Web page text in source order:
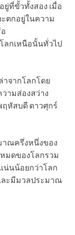
ยู่ที่ขั้วทั้งสอง เมื่อ
ตกอยู่ในความ
ลกเหนือนั้นทั่วไป
าจากโลกโดย
ามส่องสว่าง
ฤหัสบดี ดาวศุกร์
าณครึ่งหนึ่งของ
มดของโลกรวม
น่นน้อยกว่าโลก
ละมีมวลประมาณ